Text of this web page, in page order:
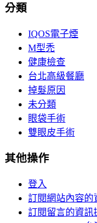
分類
IQOS電子煙
M型禿
健康檢查
台北高級餐廳
掉髮原因
未分類
眼袋手術
雙眼皮手術
其他操作
登入
訂閱網站內容的
訂閱留言的資訊